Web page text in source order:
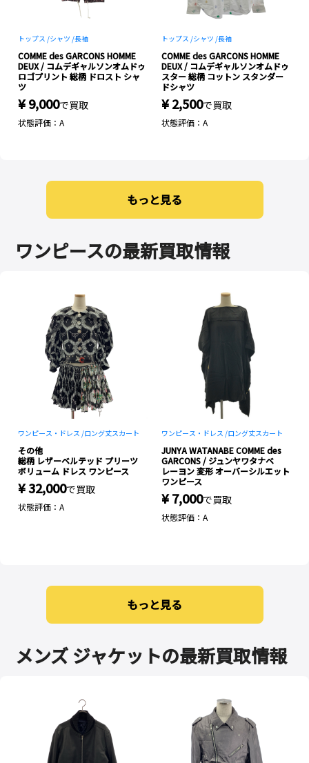
トップス /シャツ /長袖
COMME des GARCONS HOMME
DEUX / コムデギャルソンオムドゥ
ロゴプリント 総柄 ドロスト シャ
ツ
¥ 9,000で買取
状態評価：A
トップス /シャツ /長袖
COMME des GARCONS HOMME
DEUX / コムデギャルソンオムドゥ
スター 総柄 コットン スタンダー
ドシャツ
¥ 2,500で買取
状態評価：A
もっと見る
ワンピースの最新買取情報
ワンピース・ドレス /ロング丈スカート
その他
総柄 レザーベルテッド プリーツ
ボリューム ドレス ワンピース
¥ 32,000で買取
状態評価：A
ワンピース・ドレス /ロング丈スカート
JUNYA WATANABE COMME des
GARCONS / ジュンヤワタナベ
レーヨン 変形 オーバーシルエット
ワンピース
¥ 7,000で買取
状態評価：A
もっと見る
メンズ ジャケットの最新買取情報